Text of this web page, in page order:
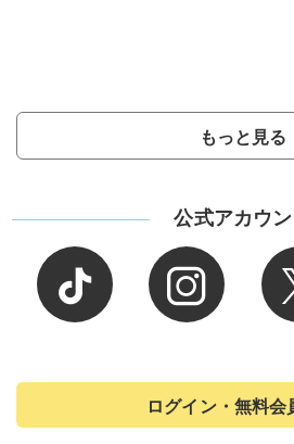
もっと見る
公式アカウン
ログイン・無料会